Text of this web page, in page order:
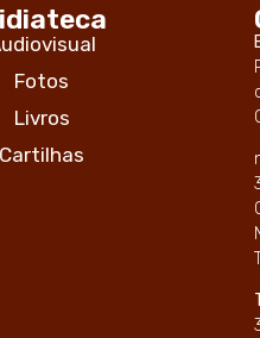
Fotos
Livros
Cartilhas